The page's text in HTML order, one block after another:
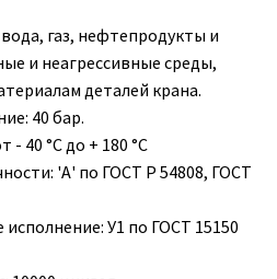
вода, газ, нефтепродукты и
и неагрессивные среды,
деталей крана.
40 бар.
- 40 °С до + 180 °С
'А' по ГОСТ Р 54808, ГОСТ
исполнение: У1 по ГОСТ 15150